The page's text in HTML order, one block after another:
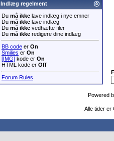
Indlæg regelment
Du må ikke lave indlæg i nye emner
Du må ikke lave indlæg
Du må ikke vedhæfte filer
Du må ikke redigere dine indlæg
BB code er On
Smilies er On
[IMG] kode er On
HTML kode er Off
Forum Rules
Powered
Alle tider er